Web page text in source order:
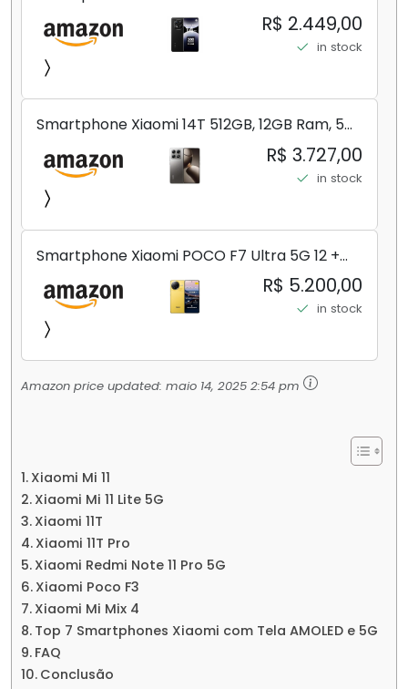
Midnight Black (Preto) 12GB RAM 512GB ROM
NFC [ 24090RA29G ]
R$ 2.449,00
in stock
Smartphone Xiaomi 14T 512GB, 12GB Ram, 5G,
Leica, Cinza - no Brasil
R$ 3.727,00
in stock
Smartphone Xiaomi POCO F7 Ultra 5G 12 +
256GB/16+512GB Processador Snapdragon 8
Elite Top de Linha Chip VisionBoost D7 para
Jogos Pesados Tela Flow AMOLED 2K...
R$ 5.200,00
in stock
Amazon price updated: maio 14, 2025 2:54 pm
Xiaomi Mi 11
Xiaomi Mi 11 Lite 5G
Xiaomi 11T
Xiaomi 11T Pro
Xiaomi Redmi Note 11 Pro 5G
Xiaomi Poco F3
Xiaomi Mi Mix 4
Top 7 Smartphones Xiaomi com Tela AMOLED e 5G
FAQ
Conclusão